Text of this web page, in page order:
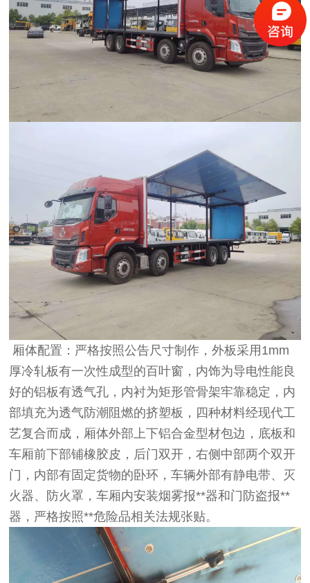
厢体配置：严格按照公告尺寸制作，外板采用1mm
厚冷轧板有一次性成型的百叶窗，内饰为导电性能良
好的铝板有透气孔，内衬为矩形管骨架牢靠稳定，内
部填充为透气防潮阻燃的挤塑板，四种材料经现代工
艺复合而成，厢体外部上下铝合金型材包边，底板和
车厢前下部铺橡胶皮，后门双开，右侧中部两个双开
门，内部有固定货物的卧环，车辆外部有静电带、灭
火器、防火罩，车厢内安装烟雾报**器和门防盗报**
器，严格按照**危险品相关法规张贴。